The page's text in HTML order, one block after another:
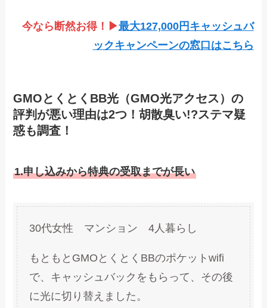
今なら断然お得！▶最大127,000円キャッシュバ
ックキャンペーンの窓口はこちら
GMOとくとくBB光（GMO光アクセス）の
評判が悪い理由は2つ！胡散臭い!?ステマ疑
惑も調査！
1.申し込みから特典の受取までが長い
30代女性 マンション 4人暮らし
もともとGMOとくとくBBのポケットwifi
で、キャッシュバックをもらって、その後
に光に切り替えました。